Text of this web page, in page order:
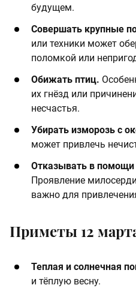
будущем.​
Совершать крупные
или техники может
поломкой или
Обижать птиц.
их гнёзд или
несчастья.
Убирать изморозь с
может привлечь
Отказывать в
Проявление
важно для
Приметы 12
Теплая и солнечная
и тёплую весну.​